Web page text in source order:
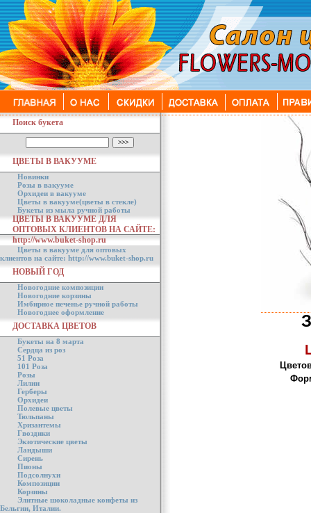
Поиск букета
ЦВЕТЫ В ВАКУУМЕ
Новинки
Розы в вакууме
Орхидеи в вакууме
Цветы в вакууме(цветы в стекле)
Букеты из мыла ручной работы
ЦВЕТЫ В ВАКУУМЕ ДЛЯ
ОПТОВЫХ КЛИЕНТОВ НА САЙТЕ:
http://www.buket-shop.ru
Цветы в вакууме для оптовых
клиентов на сайте: http://www.buket-shop.ru
НОВЫЙ ГОД
Новогодние композиции
Новогодние корзины
Имбирное печенье ручной работы
Новогоднее оформление
ДОСТАВКА ЦВЕТОВ
Букеты на 8 марта
Сердца из роз
51 Роза
101 Роза
Розы
Лилии
Герберы
Орхидеи
Полевые цветы
Тюльпаны
Хризантемы
Гвоздики
Экзотические цветы
Ландыши
Сирень
Пионы
Подсолнухи
Композиции
Корзины
Элитные шоколадные конфеты из
Бельгии, Италии.